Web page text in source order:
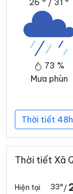
73 %
Mưa phùn
Thời tiết 48h
Thời tiết Xã
Hiện tại 33°/